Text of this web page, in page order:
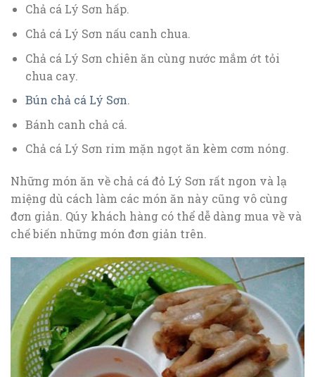
Chả cá Lý Sơn hấp.
Chả cá Lý Sơn nấu canh chua.
Chả cá Lý Sơn chiên ăn cùng nước mắm ớt tỏi
chua cay.
Bún chả cá Lý Sơn.
Bánh canh chả cá.
Chả cá Lý Sơn rim mặn ngọt ăn kèm cơm nóng.
Những món ăn về chả cá đỏ Lý Sơn rất ngon và lạ
miệng dù cách làm các món ăn này cũng vô cùng
đơn giản. Qúy khách hàng có thể dễ dàng mua về và
chế biến những món đơn giản trên.